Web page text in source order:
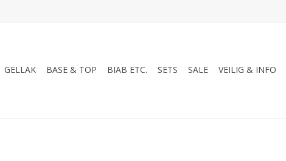
GELLAK BASE & TOP BIAB ETC. SETS SALE VEILIG & INFO